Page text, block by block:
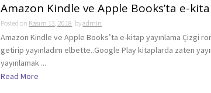
Amazon Kindle ve Apple Books’ta e-
Posted on Kasım 13, 2018 byadmin
Amazon Kindle ve Apple Books’ta e-kitap yayınlama Çizgi
getirip yayınladım elbette..Google Play kitaplarda zaten
yayınlamak ...
Read More